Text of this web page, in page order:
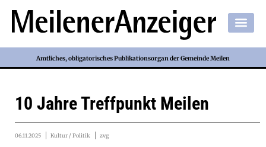
Amtliches, obligatorisches Publikationsorgan der Gemeinde Meilen
10 Jahre Treffpunkt Meilen
06.11.2025 Kultur / Politik zvg